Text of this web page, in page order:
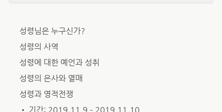
성령님은 누구신가?
성령의 사역
성령에 대한 예언과 성취
성령의 은사와 열매
성령과 영적전쟁
• 기간: 2019.11.9 – 2019.11.10